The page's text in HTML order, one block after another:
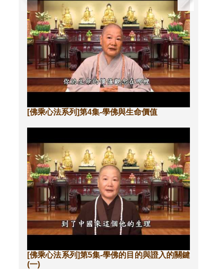
[佛乘心法系列]第4集-學佛與生命價值
[佛乘心法系列]第5集-學佛的目的與證入的關鍵
(一)